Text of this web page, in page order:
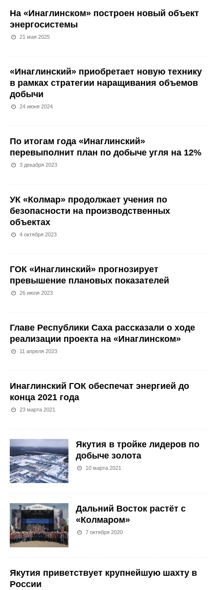
На «Инаглинском» построен новый объект
энергосистемы
21 мая 2025
«Инаглинский» приобретает новую технику
в рамках стратегии наращивания объемов
добычи
24 июня 2024
По итогам года «Инаглинский»
перевыполнит план по добыче угля на 12%
3 декабря 2023
УК «Колмар» продолжает учения по
безопасности на производственных
объектах
4 октября 2023
ГОК «Инаглинский» прогнозирует
превышение плановых показателей
26 июля 2023
Главе Республики Саха рассказали о ходе
реализации проекта на «Инаглинском»
11 апреля 2023
Инаглинский ГОК обеспечат энергией до
конца 2021 года
23 марта 2021
Якутия в тройке лидеров по
добыче золота
10 марта 2021
Дальний Восток растёт с
«Колмаром»
7 октября 2020
Якутия приветствует крупнейшую шахту в
России